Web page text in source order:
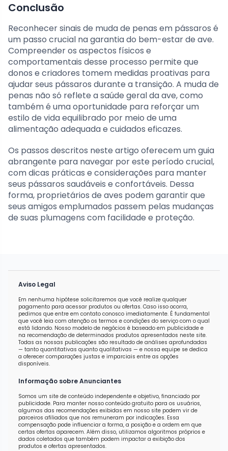
Conclusão
Reconhecer sinais de muda de penas em pássaros é
um passo crucial na garantia do bem-estar de ave.
Compreender os aspectos físicos e
comportamentais desse processo permite que
donos e criadores tomem medidas proativas para
ajudar seus pássaros durante a transição. A muda de
penas não só reflete a saúde geral da ave, como
também é uma oportunidade para reforçar um
estilo de vida equilibrado por meio de uma
alimentação adequada e cuidados eficazes.
Os passos descritos neste artigo oferecem um guia
abrangente para navegar por este período crucial,
com dicas práticas e considerações para manter
seus pássaros saudáveis e confortáveis. Dessa
forma, proprietários de aves podem garantir que
seus amigos emplumados passem pelas mudanças
de suas plumagens com facilidade e proteção.
Aviso Legal
Em nenhuma hipótese solicitaremos que você realize qualquer
pagamento para acessar produtos ou ofertas. Caso isso ocorra,
pedimos que entre em contato conosco imediatamente. É fundamental
que você leia com atenção os termos e condições do serviço com o qual
está lidando. Nosso modelo de negócios é baseado em publicidade e
na recomendação de determinados produtos apresentados neste site.
Todas as nossas publicações são resultado de análises aprofundadas
— tanto quantitativas quanto qualitativas — e nossa equipe se dedica
a oferecer comparações justas e imparciais entre as opções
disponíveis.
Informação sobre Anunciantes
Somos um site de conteúdo independente e objetivo, financiado por
publicidade. Para manter nosso conteúdo gratuito para os usuários,
algumas das recomendações exibidas em nosso site podem vir de
parceiros afiliados que nos remuneram por indicações. Essa
compensação pode influenciar a forma, a posição e a ordem em que
certas ofertas aparecem. Além disso, utilizamos algoritmos próprios e
dados coletados que também podem impactar a exibição dos
produtos e ofertas apresentados.